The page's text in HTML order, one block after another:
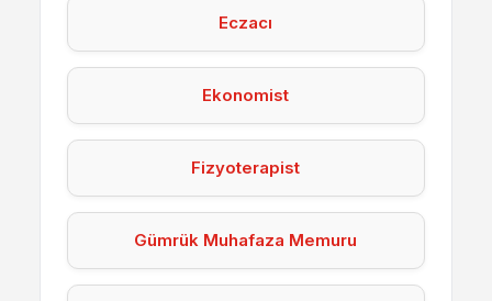
Eczacı
Ekonomist
Fizyoterapist
Gümrük Muhafaza Memuru